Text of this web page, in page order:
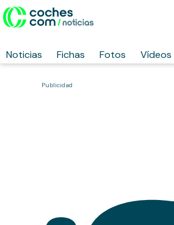
Noticias Fichas Fotos Vídeos
Publicidad